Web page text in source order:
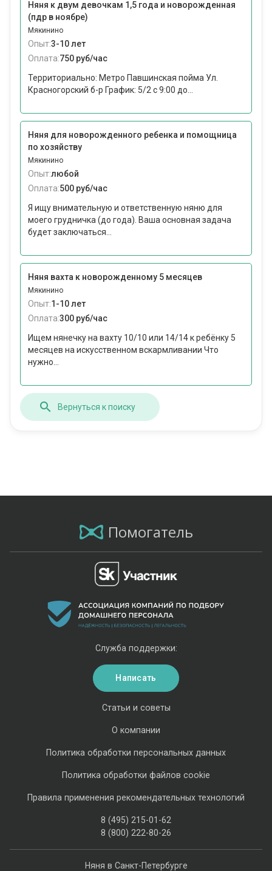
Няня к двум девочкам 1,5 года и новорожденная
(пдр в ноябре)
Мякинино
Опыт:3-10 лет
Оплата:750 руб/час
Территориально: Метро Павшинская пойма Ул.
Красногорский б-р График: 5/2 с 9:00 до...
Няня для новорожденного ребенка и помощница
по хозяйству
Мякинино
Опыт:любой
Оплата:500 руб/час
Я ищу внимательную и ответственную няню для
моего грудничка (до года). Ваша основная задача
будет заключаться...
Няня вахта к новорожденному 5 месяцев
Мякинино
Опыт:1-10 лет
Оплата:300 руб/час
Ищем нянечку на вахту 10/10 или 14/14 к ребёнку 5
месяцев на искусственном вскармливании Что
нужно...
Вернуться к поиску
Помогатель
Няня в Санкт-Петербурге
Статьи и советы
О компании
Политика обработки персональных данных
Политика обработки файлов cookie
Правила применения рекомендательных технологий
8 (495) 215-01-62
8 (800) 222-80-26
Служба поддержки:
Написать